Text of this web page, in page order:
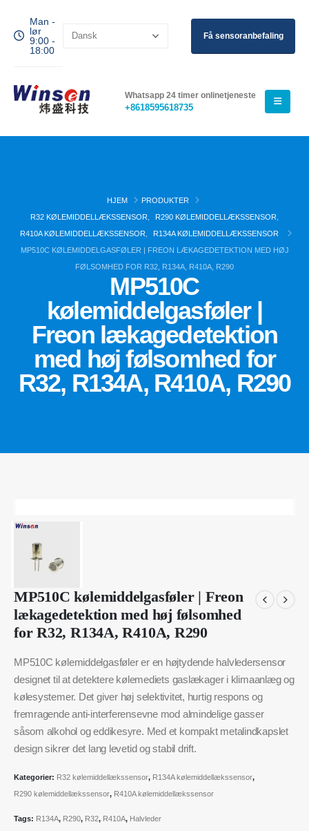
Man -
lør
9:00 -
18:00
Få sensoranbefaling
Whatsapp 24 timer onlinetjeneste
+8618595618735
HJEM
PRODUKTER
R32 KØLEMIDDELLÆKSSENSOR
R290 KØLEMIDDELLÆKSSENSOR
R410A KØLEMIDDELLÆKSSENSOR
R134A KØLEMIDDELLÆKSSENSOR
MP510C KØLEMIDDELGASFØLER | FREON LÆKAGEDETEKTION MED HØJ
FØLSOMHED FOR R32, R134A, R410A, R290
MP510C
kølemiddelgasføler |
Freon lækagedetektion
med høj følsomhed for
R32, R134A, R410A, R290
MP510C kølemiddelgasføler | Freon
lækagedetektion med høj følsomhed
for R32, R134A, R410A, R290
MP510C kølemiddelgasføler er en højtydende halvledersensor
designet til at detektere kølemediets gaslækager i klimaanlæg og
kølesystemer. Det giver høj selektivitet, hurtig respons og
fremragende anti-interferensevne mod almindelige gasser
såsom alkohol og eddikesyre. Med et kompakt metalindkapslet
design sikrer det lang levetid og stabil drift.
Kategorier: R32 kølemiddellækssensor, R134A kølemiddellækssensor,
R290 kølemiddellækssensor, R410A kølemiddellækssensor
Tags: R134A, R290, R32, R410A, Halvleder